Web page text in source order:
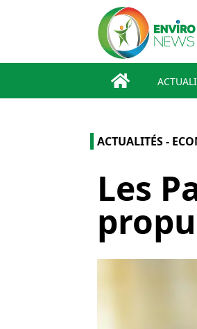
ACTUALITÉS -
Les